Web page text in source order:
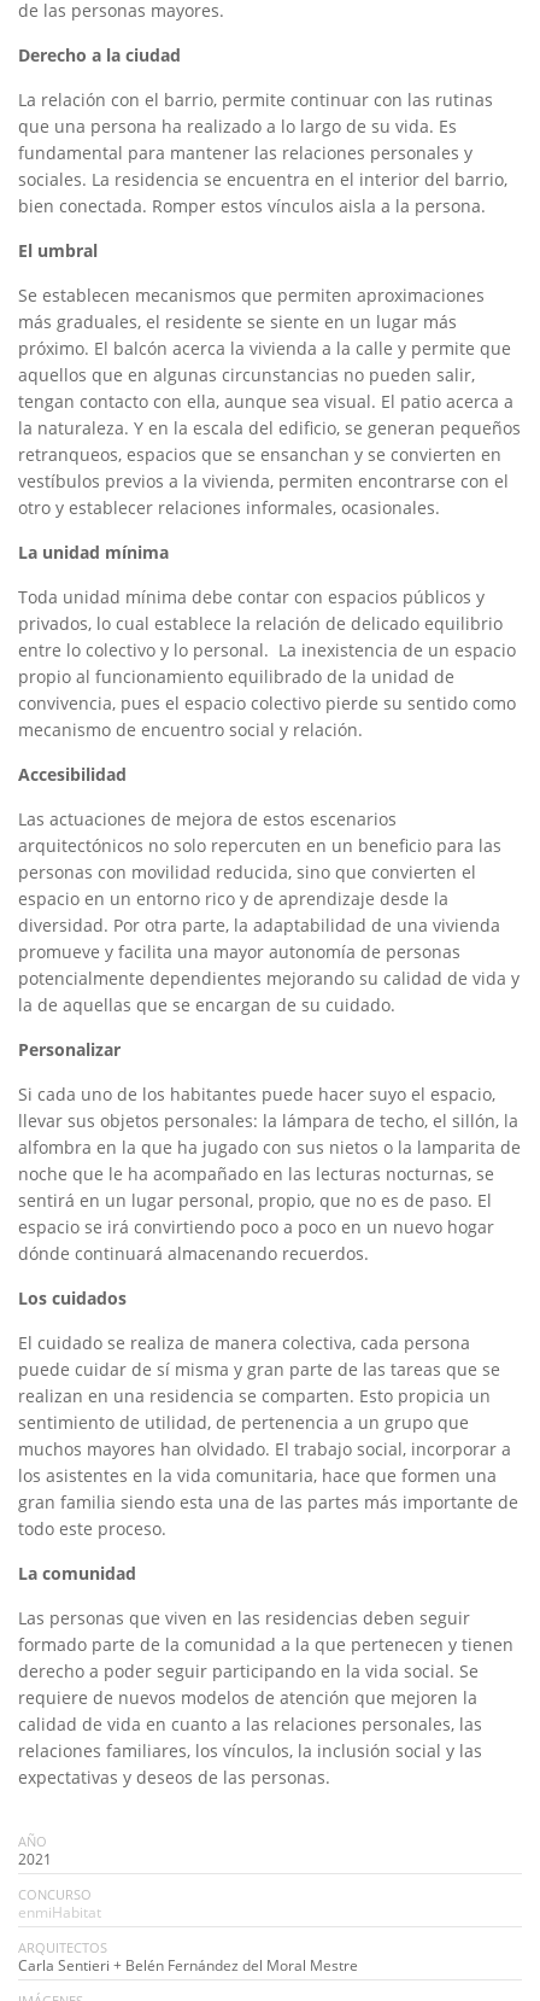
de las personas mayores.
Derecho a la ciudad
La relación con el barrio, permite continuar con las rutinas
que una persona ha realizado a lo largo de su vida. Es
fundamental para mantener las relaciones personales y
sociales. La residencia se encuentra en el interior del barrio,
bien conectada. Romper estos vínculos aisla a la persona.
El umbral
Se establecen mecanismos que permiten aproximaciones
más graduales, el residente se siente en un lugar más
próximo. El balcón acerca la vivienda a la calle y permite que
aquellos que en algunas circunstancias no pueden salir,
tengan contacto con ella, aunque sea visual. El patio acerca a
la naturaleza. Y en la escala del edificio, se generan pequeños
retranqueos, espacios que se ensanchan y se convierten en
vestíbulos previos a la vivienda, permiten encontrarse con el
otro y establecer relaciones informales, ocasionales.
La unidad mínima
Toda unidad mínima debe contar con espacios públicos y
privados, lo cual establece la relación de delicado equilibrio
entre lo colectivo y lo personal. La inexistencia de un espacio
propio al funcionamiento equilibrado de la unidad de
convivencia, pues el espacio colectivo pierde su sentido como
mecanismo de encuentro social y relación.
Accesibilidad
Las actuaciones de mejora de estos escenarios
arquitectónicos no solo repercuten en un beneficio para las
personas con movilidad reducida, sino que convierten el
espacio en un entorno rico y de aprendizaje desde la
diversidad. Por otra parte, la adaptabilidad de una vivienda
promueve y facilita una mayor autonomía de personas
potencialmente dependientes mejorando su calidad de vida y
la de aquellas que se encargan de su cuidado.
Personalizar
Si cada uno de los habitantes puede hacer suyo el espacio,
llevar sus objetos personales: la lámpara de techo, el sillón, la
alfombra en la que ha jugado con sus nietos o la lamparita de
noche que le ha acompañado en las lecturas nocturnas, se
sentirá en un lugar personal, propio, que no es de paso. El
espacio se irá convirtiendo poco a poco en un nuevo hogar
dónde continuará almacenando recuerdos.
Los cuidados
El cuidado se realiza de manera colectiva, cada persona
puede cuidar de sí misma y gran parte de las tareas que se
realizan en una residencia se comparten. Esto propicia un
sentimiento de utilidad, de pertenencia a un grupo que
muchos mayores han olvidado. El trabajo social, incorporar a
los asistentes en la vida comunitaria, hace que formen una
gran familia siendo esta una de las partes más importante de
todo este proceso.
La comunidad
Las personas que viven en las residencias deben seguir
formado parte de la comunidad a la que pertenecen y tienen
derecho a poder seguir participando en la vida social. Se
requiere de nuevos modelos de atención que mejoren la
calidad de vida en cuanto a las relaciones personales, las
relaciones familiares, los vínculos, la inclusión social y las
expectativas y deseos de las personas.
AÑO
2021
CONCURSO
enmiHabitat
ARQUITECTOS
Carla Sentieri + Belén Fernández del Moral Mestre